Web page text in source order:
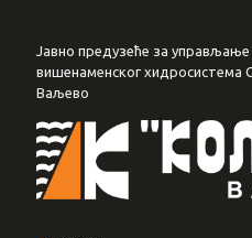
Јавно предузеће за
вишенаменског
Ваљево